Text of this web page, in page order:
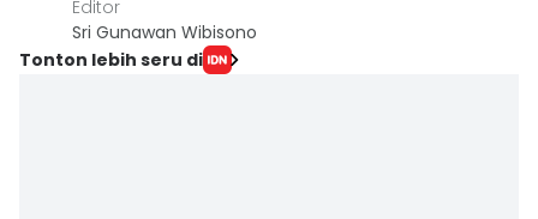
Editor
Sri Gunawan Wibisono
Tonton lebih seru di